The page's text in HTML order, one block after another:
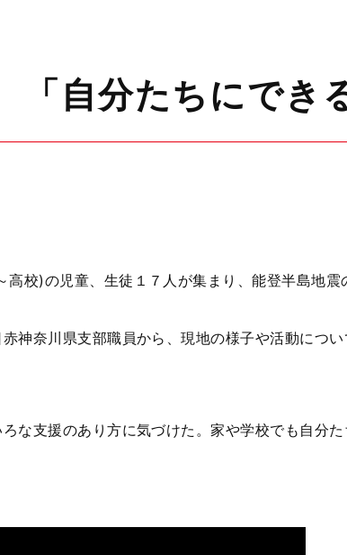
自分たちにでき
高校)の児童、生徒１７人が集まり、能登半島地
神奈川県支部職員から、現地の様子や活動につ
な支援のあり方に気づけた。家や学校でも自分